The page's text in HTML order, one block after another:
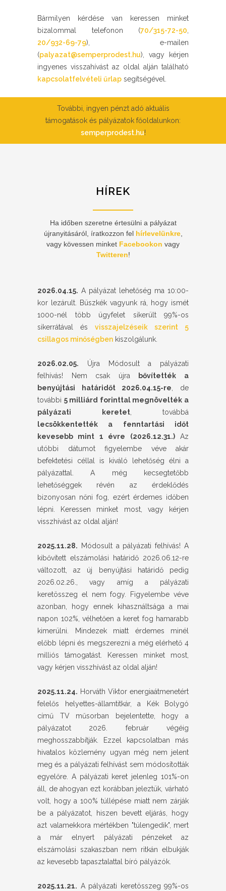
Bármilyen kérdése van keressen minket
bizalommal telefonon (70/315-72-50,
20/932-69-79), e-mailen
(palyazat@semperprodest.hu), vagy kérjen
ingyenes visszahívást az oldal alján található
kapcsolatfelvételi űrlap segítségével.
További, ingyen pénzt adó aktuális
támogatások és pályázatok főoldalunkon:
semperprodest.hu!
HÍREK
Ha időben szeretne értesülni a pályázat
újranyitásáról, íratkozzon fel hírlevelünkre,
vagy kövessen minket Facebookon vagy
Twitteren!
2026.04.15. A pályázat lehetőség ma 10:00-
kor lezárult. Büszkék vagyunk rá, hogy ismét
1000-nél több ügyfelet sikerült 99%-os
sikerrátával és visszajelzéseik szerint 5
csillagos minőségben kiszolgálunk.
2026.02.05. Újra Módosult a pályázati
felhívás! Nem csak újra bővítették a
benyújtási határidőt 2026.04.15-re, de
további 5 milliárd forinttal megnövelték a
pályázati keretet, továbbá
lecsökkentették a fenntartási időt
kevesebb mint 1 évre (2026.12.31.)Az
utóbbi dátumot figyelembe véve akár
befektetési céllal is kiváló lehetőség élni a
pályázattal. A még kecsegtetőbb
lehetőséggek révén az érdeklődés
bizonyosan nőni fog, ezért érdemes időben
lépni. Keressen minket most, vagy kérjen
visszhívást az oldal alján!
2025.11.28. Módosult a pályázati felhívás! A
kibővített elszámolási határidő 2026.06.12-re
változott, az új benyújtási határidő pedig
2026.02.26., vagy amíg a pályázati
keretösszeg el nem fogy. Figyelembe véve
azonban, hogy ennek kihasználtsága a mai
napon 102%, vélhetően a keret fog hamarabb
kimerülni. Mindezek miatt érdemes minél
előbb lépni és megszerezni a még elérhető 4
milliós támogatást. Keressen minket most,
vagy kérjen visszhívást az oldal alján!
2025.11.24. Horváth Viktor energiaátmenetért
felelős helyettes-államtitkár, a Kék Bolygó
című TV műsorban bejelentette, hogy a
pályázatot 2026. február végéig
meghosszabbítják. Ezzel kapcsolatban más
hivatalos közlemény ugyan még nem jelent
meg és a pályázati felhívást sem módosították
egyelőre. A pályázati keret jelenleg 101%-on
áll, de ahogyan ezt korábban jeleztük, várható
volt, hogy a 100% túllépése miatt nem zárják
be a pályázatot, hiszen bevett eljárás, hogy
azt valamekkora mértékben "túlengedik", mert
a már elnyert pályázati pénzeket az
elszámolási szakaszban nem ritkán elbukják
az kevesebb tapasztalattal bíró pályázók.
2025.11.21. A pályázati keretösszeg 99%-os